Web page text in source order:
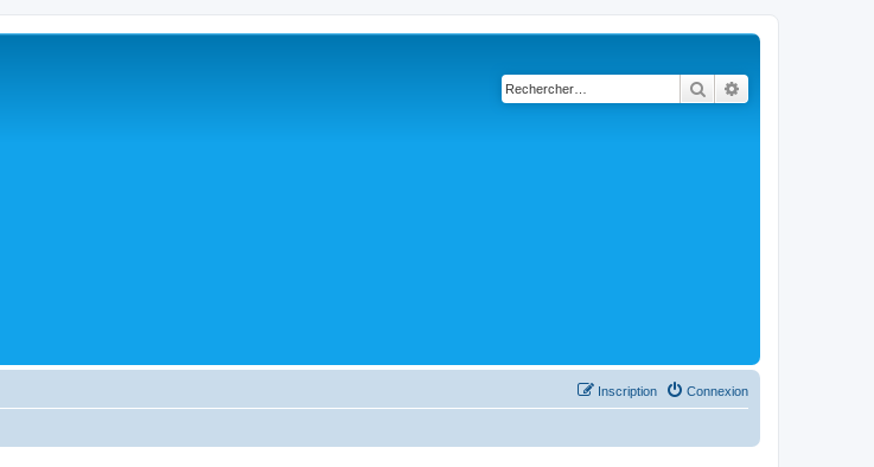
Rechercher
Connexion
Inscription